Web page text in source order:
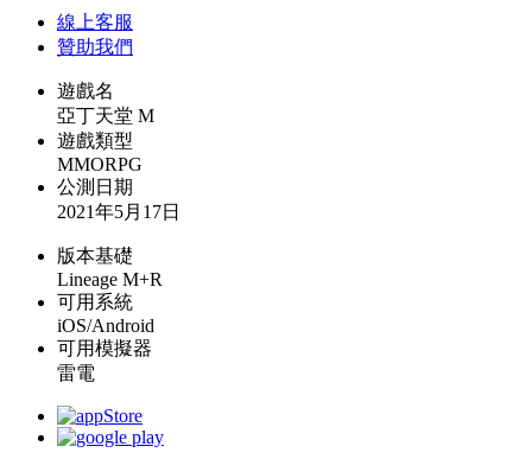
線上客服
贊助我們
遊戲名
亞丁天堂 M
遊戲類型
MMORPG
公測日期
2021年5月17日
版本基礎
Lineage M+R
可用系統
iOS/Android
可用模擬器
雷電